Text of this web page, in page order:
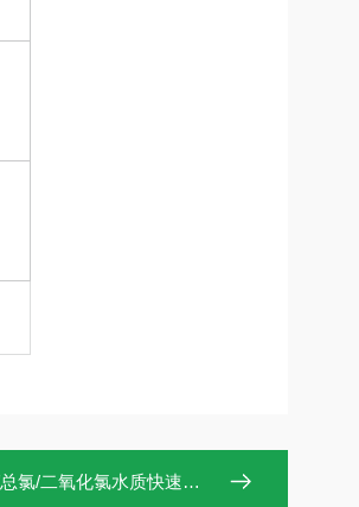
氯/二氧化氯水质快速测定